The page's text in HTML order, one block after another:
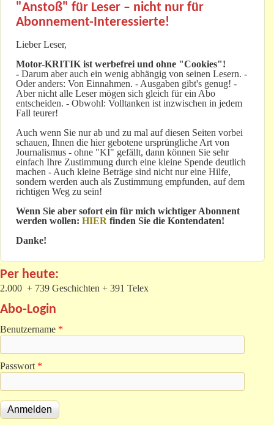
"Anstoß" für Leser – nicht nur für
Abonnement-Interessierte!
Lieber Leser,
Motor-KRITIK ist werbefrei und ohne "Cookies"!
- Darum aber auch ein wenig abhängig von seinen Lesern. -
Oder anders: Von Einnahmen. - Ausgaben gibt's genug! -
Aber nicht alle Leser mögen sich gleich für ein Abo
entscheiden. - Obwohl: Volltanken ist inzwischen in jedem
Fall teurer!
Auch wenn Sie nur ab und zu mal auf diesen Seiten vorbei
schauen, Ihnen die hier gebotene ursprüngliche Art von
Journalismus - ohne "KI" gefällt, dann können Sie sehr
einfach Ihre Zustimmung durch eine kleine Spende deutlich
machen - Auch kleine Beträge sind nicht nur eine Hilfe,
sondern werden auch als Zustimmung empfunden, auf dem
richtigen Weg zu sein!
Wenn Sie aber sofort ein für mich wichtiger Abonnent
werden wollen: HIER finden Sie die Kontendaten!
Danke!
Per heute:
2.000 + 739 Geschichten + 391 Telex
Abo-Login
Benutzername *
Passwort *